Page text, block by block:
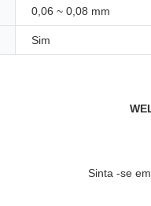
0,06 ~ 0,08 mm
Sim